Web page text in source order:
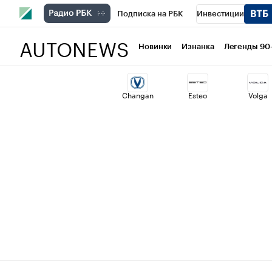
Подписка на РБК Инвестиции
Национальные проекты Город
Кредитные рейтинги Франшизы
AUTONEWS Новинки Изнанка Легенды
Changan Esteo Volga